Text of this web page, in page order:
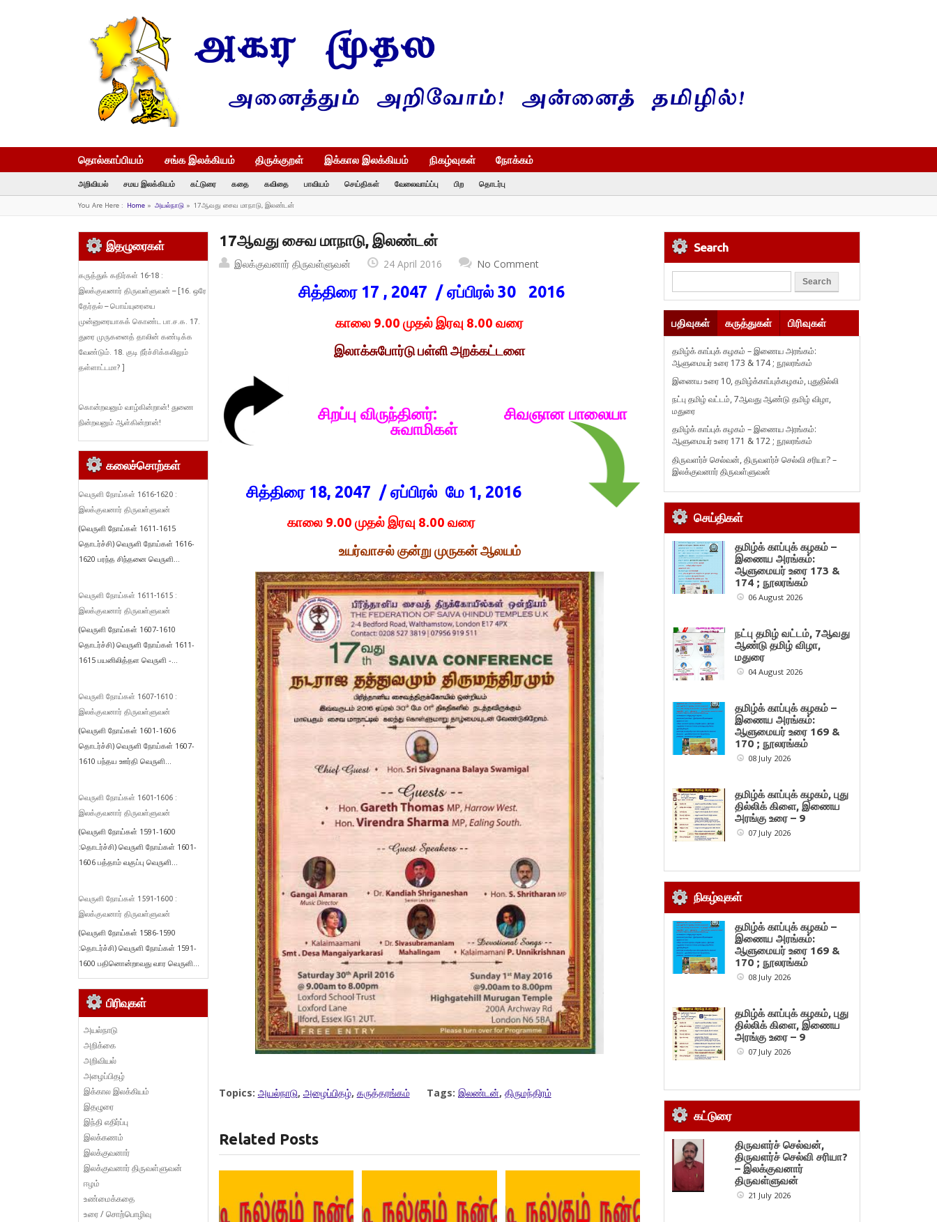
தொல்காப்பியம் சங்க இலக்கியம் திருக்குறள் இக்கால இலக்கியம் நிகழ்வுகள் நோக்கம்
அறிவியல் சமய இலக்கியம் கட்டுரை கதை கவிதை பாவியம் செய்திகள் வேலைவாய்ப்பு பிற தொடர்பு
You Are Here : Home» அயல்நாடு» 17ஆவது சைவ மாநாடு, இலண்டன்
17ஆவது சைவ மாநாடு, இலண்டன்
இலக்குவனார் திருவள்ளுவன் 24 April 2016 No Comment
சித்திரை 17 , 2047 / ஏப்பிரல் 30 2016
காலை 9.00 முதல் இரவு 8.00 வரை
இலாக்சுபோர்டு பள்ளி அறக்கட்டளை
சிறப்பு விருந்தினர்: சிவஞான பாலையா
சுவாமிகள்
சித்திரை 18, 2047 / ஏப்பிரல் மே 1, 2016
காலை 9.00 முதல் இரவு 8.00 வரை
உயர்வாசல் குன்று முருகன் ஆலயம்
Topics: அயல்நாடு, அழைப்பிதழ், கருத்தரங்கம் Tags: இலண்டன், திருமந்திரம்
Related Posts
இதழுரைகள்
கருத்துக் கதிர்கள் 16-18 :
இலக்குவனார் திருவள்ளுவன் – [16. ஒரே
தேர்தல் – பொய்யுரையை
முன்னுரையாகக் கொண்ட பா.ச.க. 17.
துரை முருகனைத் தாலின் கண்டிக்க
வேண்டும். 18. குடி நீர்ச்சிக்கலிலும்
தள்ளாட்டமா? ]
கொன்றவனும் வாழ்கின்றான்! துணை
நின்றவனும் ஆள்கின்றான்!
கலைச்சொற்கள்
வெருளி நோய்கள் 1616-1620 :
இலக்குவனார் திருவள்ளுவன்
(வெருளி நோய்கள் 1611-1615
தொடர்ச்சி) வெருளி நோய்கள் 1616-
1620 பரந்த சிந்தனை வெருளி...
வெருளி நோய்கள் 1611-1615 :
இலக்குவனார் திருவள்ளுவன்
(வெருளி நோய்கள் 1607-1610
தொடர்ச்சி) வெருளி நோய்கள் 1611-
1615 பயனிலித்தள வெருளி -...
வெருளி நோய்கள் 1607-1610 :
இலக்குவனார் திருவள்ளுவன்
(வெருளி நோய்கள் 1601-1606
தொடர்ச்சி) வெருளி நோய்கள் 1607-
1610 பந்தய ஊர்தி வெருளி...
வெருளி நோய்கள் 1601-1606 :
இலக்குவனார் திருவள்ளுவன்
(வெருளி நோய்கள் 1591-1600
:தொடர்ச்சி) வெருளி நோய்கள் 1601-
1606 பத்தாம் வகுப்பு வெருளி...
வெருளி நோய்கள் 1591-1600 :
இலக்குவனார் திருவள்ளுவன்
(வெருளி நோய்கள் 1586-1590
:தொடர்ச்சி) வெருளி நோய்கள் 1591-
1600 பதினொன்றாவது வார வெருளி...
பிரிவுகள்
அயல்நாடு
அறிக்கை
அறிவியல்
அழைப்பிதழ்
இக்கால இலக்கியம்
இதழுரை
இந்தி எதிர்ப்பு
இலக்கணம்
இலக்குவனார்
இலக்குவனார் திருவள்ளுவன்
ஈழம்
உண்மைக்கதை
உரை / சொற்பொழிவு
Search
பதிவுகள் கருத்துகள் பிரிவுகள்
தமிழ்க் காப்புக் கழகம் – இணைய அரங்கம்:
ஆளுமையர் உரை 173 & 174 ; நூலரங்கம்
இணைய உரை 10, தமிழ்க்காப்புக்கழகம், புதுதில்லி
நட்பு தமிழ் வட்டம், 7ஆவது ஆண்டு தமிழ் விழா,
மதுரை
தமிழ்க் காப்புக் கழகம் – இணைய அரங்கம்:
ஆளுமையர் உரை 171 & 172 ; நூலரங்கம்
திருவளர்ச் செல்வன், திருவளர்ச் செல்வி சரியா? –
இலக்குவனார் திருவள்ளுவன்
செய்திகள்
தமிழ்க் காப்புக் கழகம் –
இணைய அரங்கம்:
ஆளுமையர் உரை 173 &
174 ; நூலரங்கம்
06 August 2026
நட்பு தமிழ் வட்டம், 7ஆவது
ஆண்டு தமிழ் விழா,
மதுரை
04 August 2026
தமிழ்க் காப்புக் கழகம் –
இணைய அரங்கம்:
ஆளுமையர் உரை 169 &
170 ; நூலரங்கம்
08 July 2026
தமிழ்க் காப்புக் கழகம், புது
தில்லிக் கிளை, இணைய
அரங்கு உரை – 9
07 July 2026
நிகழ்வுகள்
தமிழ்க் காப்புக் கழகம் –
இணைய அரங்கம்:
ஆளுமையர் உரை 169 &
170 ; நூலரங்கம்
08 July 2026
தமிழ்க் காப்புக் கழகம், புது
தில்லிக் கிளை, இணைய
அரங்கு உரை – 9
07 July 2026
கட்டுரை
திருவளர்ச் செல்வன்,
திருவளர்ச் செல்வி சரியா?
– இலக்குவனார்
திருவள்ளுவன்
21 July 2026